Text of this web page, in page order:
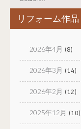
リフォーム作品
2026年4月 (8)
2026年3月 (14)
2026年2月 (12)
2025年12月 (10)